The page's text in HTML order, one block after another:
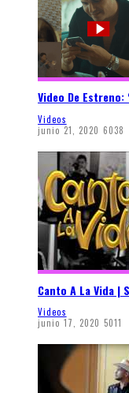
Video De Estreno:
Videos
junio 21, 2020 6038
Canto A La Vida |
Videos
junio 17, 2020 5011